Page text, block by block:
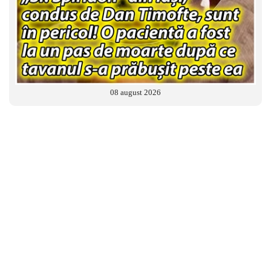
08 august 2026